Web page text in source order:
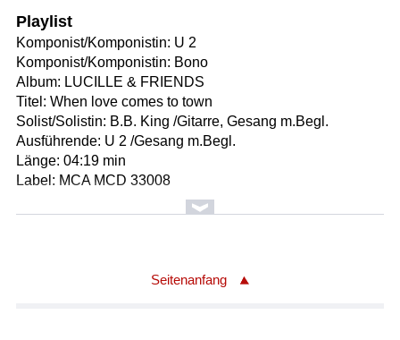
Playlist
Komponist/Komponistin: U 2
Komponist/Komponistin: Bono
Album: LUCILLE & FRIENDS
Titel: When love comes to town
Solist/Solistin: B.B. King /Gitarre, Gesang m.Begl.
Ausführende: U 2 /Gesang m.Begl.
Länge: 04:19 min
Label: MCA MCD 33008
Komponist/Komponistin: B.B. King
THAT ROCKED THE JUKEBOX IN 1953
Seitenanfang